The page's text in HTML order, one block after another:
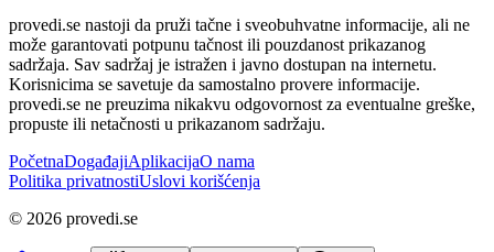
provedi.se nastoji da pruži tačne i sveobuhvatne informacije, ali ne
može garantovati potpunu tačnost ili pouzdanost prikazanog
sadržaja. Sav sadržaj je istražen i javno dostupan na internetu.
Korisnicima se savetuje da samostalno provere informacije.
provedi.se ne preuzima nikakvu odgovornost za eventualne greške,
propuste ili netačnosti u prikazanom sadržaju.
PočetnaDogađajiAplikacijaO nama
Politika privatnostiUslovi korišćenja
© 2026 provedi.se